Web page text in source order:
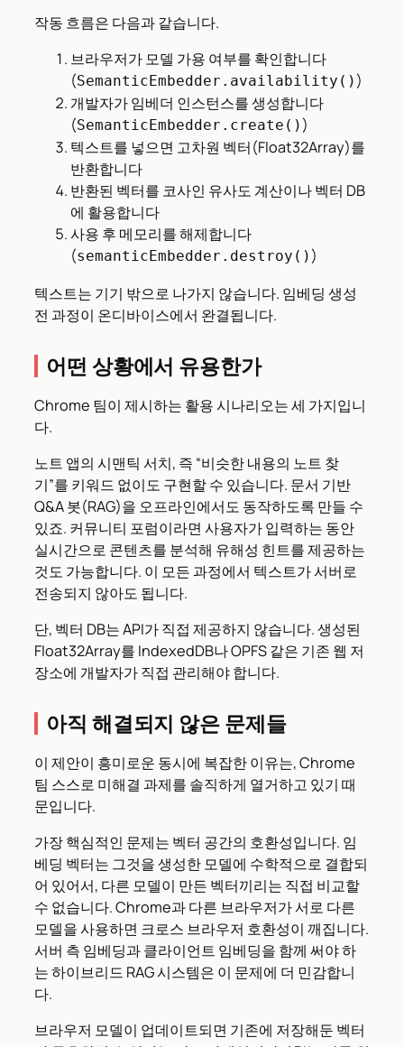
작동 흐름은 다음과 같습니다.
브라우저가 모델 가용 여부를 확인합니다
(SemanticEmbedder.availability() )
개발자가 임베더 인스턴스를 생성합니다
(SemanticEmbedder.create() )
텍스트를 넣으면 고차원 벡터(Float32Array)를
반환합니다
반환된 벡터를 코사인 유사도 계산이나 벡터 DB
에 활용합니다
사용 후 메모리를 해제합니다
(semanticEmbedder.destroy() )
텍스트는 기기 밖으로 나가지 않습니다. 임베딩 생성
전 과정이 온디바이스에서 완결됩니다.
어떤 상황에서 유용한가
Chrome 팀이 제시하는 활용 시나리오는 세 가지입니
다.
노트 앱의 시맨틱 서치, 즉 “비슷한 내용의 노트 찾
기”를 키워드 없이도 구현할 수 있습니다. 문서 기반
Q&A 봇(RAG)을 오프라인에서도 동작하도록 만들 수
있죠. 커뮤니티 포럼이라면 사용자가 입력하는 동안
실시간으로 콘텐츠를 분석해 유해성 힌트를 제공하는
것도 가능합니다. 이 모든 과정에서 텍스트가 서버로
전송되지 않아도 됩니다.
단, 벡터 DB는 API가 직접 제공하지 않습니다. 생성된
Float32Array를 IndexedDB나 OPFS 같은 기존 웹 저
장소에 개발자가 직접 관리해야 합니다.
아직 해결되지 않은 문제들
이 제안이 흥미로운 동시에 복잡한 이유는, Chrome
팀 스스로 미해결 과제를 솔직하게 열거하고 있기 때
문입니다.
가장 핵심적인 문제는 벡터 공간의 호환성입니다. 임
베딩 벡터는 그것을 생성한 모델에 수학적으로 결합되
어 있어서, 다른 모델이 만든 벡터끼리는 직접 비교할
수 없습니다. Chrome과 다른 브라우저가 서로 다른
모델을 사용하면 크로스 브라우저 호환성이 깨집니다.
서버 측 임베딩과 클라이언트 임베딩을 함께 써야 하
는 하이브리드 RAG 시스템은 이 문제에 더 민감합니
다.
브라우저 모델이 업데이트되면 기존에 저장해둔 벡터